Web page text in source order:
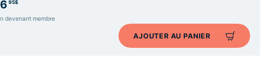
95$
devenant membre
AJOUTER AU PANIER